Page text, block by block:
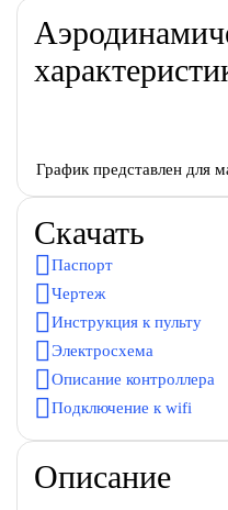
График представлен для
Скачать
Паспорт
Чертеж
Инструкция к пульту
Электросхема
Описание контроллера
Подключение к wifi
Описание